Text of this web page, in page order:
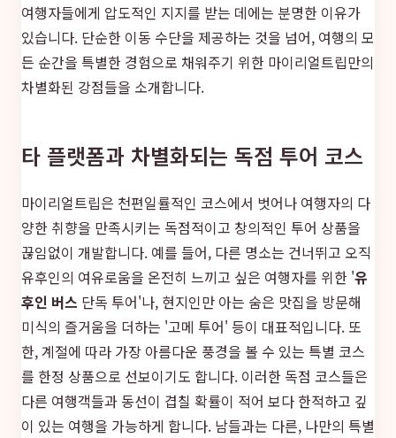
여행자들에게 압도적인 지지를 받는 데에는 분명한 이유가
있습니다. 단순한 이동 수단을 제공하는 것을 넘어, 여행의 모
든 순간을 특별한 경험으로 채워주기 위한 마이리얼트립만의
차별화된 강점들을 소개합니다.
타 플랫폼과 차별화되는 독점 투어 코스
마이리얼트립은 천편일률적인 코스에서 벗어나 여행자의 다
양한 취향을 만족시키는 독점적이고 창의적인 투어 상품을
끊임없이 개발합니다. 예를 들어, 다른 명소는 건너뛰고 오직
유후인의 여유로움을 온전히 느끼고 싶은 여행자를 위한 '유
후인 버스 단독 투어'나, 현지인만 아는 숨은 맛집을 방문해
미식의 즐거움을 더하는 '고메 투어' 등이 대표적입니다. 또
한, 계절에 따라 가장 아름다운 풍경을 볼 수 있는 특별 코스
를 한정 상품으로 선보이기도 합니다. 이러한 독점 코스들은
다른 여행객들과 동선이 겹칠 확률이 적어 보다 한적하고 깊
이 있는 여행을 가능하게 합니다. 남들과는 다른, 나만의 특별